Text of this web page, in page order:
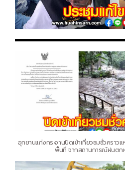
อุทยานแก่งกระจานปิดเข้าเที่ยวชมชั่วคราว
พื้นที่ จากสถานการณ์ฝนตก